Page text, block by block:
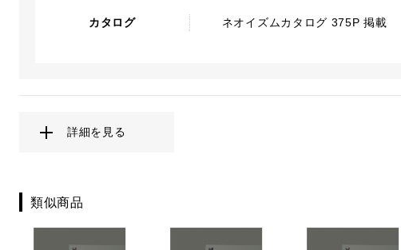
カタログ ネオイズムカタログ 375P 掲載
詳細を見る
類似商品